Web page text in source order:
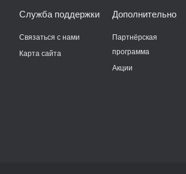
Служба поддержки
Связаться с нами
Карта сайта
Дополнительно
Партнёрская
программа
Акции